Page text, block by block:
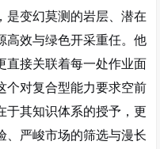
是变幻莫测的岩层、潜在
高效与绿色开采重任。他
直接关联着每一处作业面
个对复合型能力要求空前
于其知识体系的授予，更
、严峻市场的筛选与漫长